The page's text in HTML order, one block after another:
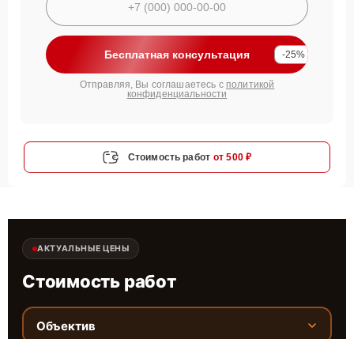
Бесплатная консультация -25%
Отправляя, Вы соглашаетесь с политикой
конфиденциальности
Стоимость работ от 500 ₽
АКТУАЛЬНЫЕ ЦЕНЫ
Стоимость работ
Объектив